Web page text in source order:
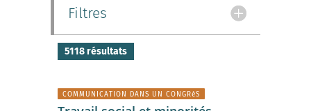
Filtres
5118 résultats
COMMUNICATION DANS UN CONGRèS